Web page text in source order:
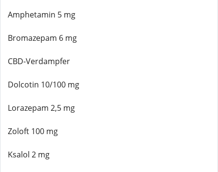
Amphetamin 5 mg
Bromazepam 6 mg
CBD-Verdampfer
Dolcotin 10/100 mg
Lorazepam 2,5 mg
Zoloft 100 mg
Ksalol 2 mg